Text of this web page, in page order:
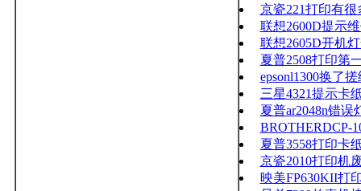
京瓷221打印有很
联想2600D提示
联想2605D开机
夏普2508打印第
epsonl1300换了
三星4321提示卡
夏普ar2048n错误
BROTHERDCP-
夏普3558打印卡
京瓷2010打印机
映美FP630KII打